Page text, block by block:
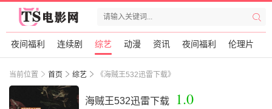
夜间福利 连续剧 综艺 动漫 资讯 夜间福利 伦理片
当前位置 首页 综艺 《海贼王532迅雷下载》
海贼王532迅雷下载 1.0